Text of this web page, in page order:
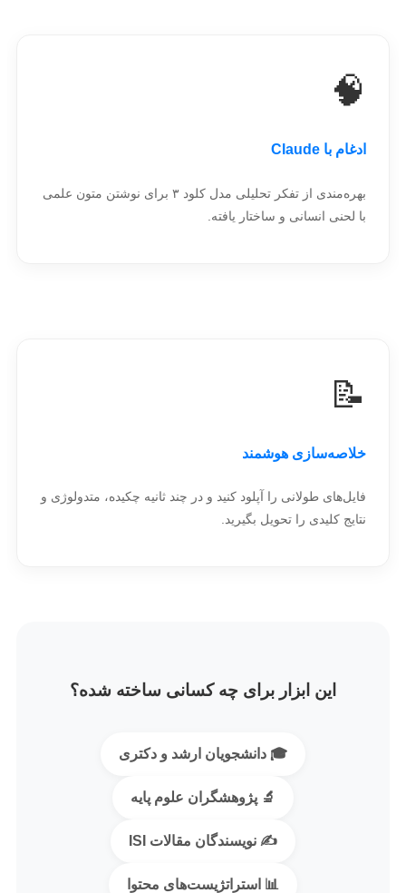
🧠
ادغام با Claude
بهره‌مندی از تفکر تحلیلی مدل کلود ۳ برای نوشتن متون علمی
با لحنی انسانی و ساختار یافته.
📝
خلاصه‌سازی هوشمند
فایل‌های طولانی را آپلود کنید و در چند ثانیه چکیده، متدولوژی و
نتایج کلیدی را تحویل بگیرید.
این ابزار برای چه کسانی ساخته شده؟
🎓 دانشجویان ارشد و دکتری
🔬 پژوهشگران علوم پایه
✍️ نویسندگان مقالات ISI
📊 استراتژیست‌های محتوا